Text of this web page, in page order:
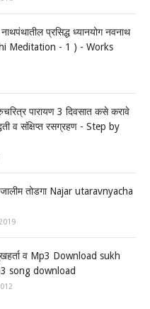
प्रसिद्ध ध्यानयोग नवनाथ
Meditation - 1 ) - Works
पारायण 3 दिवसात कसे करावे
व संक्षिप्त रसग्रहण - Step by
तोडगा Najar utaravnyacha
व Mp3 Download sukh
song download